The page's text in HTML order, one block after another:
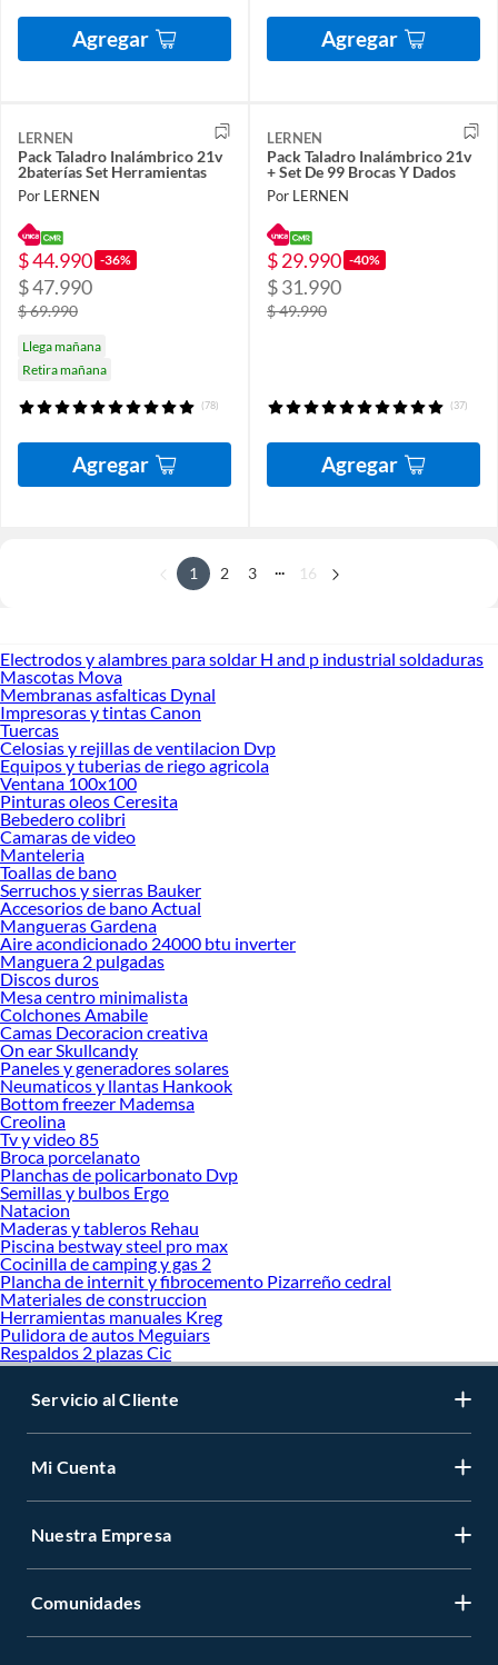
Agregar Agregar
LERNEN
Pack Taladro Inalámbrico 21v
2baterías Set Herramientas
Por LERNEN
$ 44.990 -36%
$ 47.990
$ 69.990
Llega mañana
Retira mañana
(78)
Agregar
LERNEN
Pack Taladro Inalámbrico 21v
+ Set De 99 Brocas Y Dados
Por LERNEN
$ 29.990 -40%
$ 31.990
$ 49.990
(37)
Agregar
1 2 3 ... 16
Electrodos y alambres para soldar H and p industrial soldaduras
Mascotas Mova
Membranas asfalticas Dynal
Impresoras y tintas Canon
Tuercas
Celosias y rejillas de ventilacion Dvp
Equipos y tuberias de riego agricola
Ventana 100x100
Pinturas oleos Ceresita
Bebedero colibri
Camaras de video
Manteleria
Toallas de bano
Serruchos y sierras Bauker
Accesorios de bano Actual
Mangueras Gardena
Aire acondicionado 24000 btu inverter
Manguera 2 pulgadas
Discos duros
Mesa centro minimalista
Colchones Amabile
Camas Decoracion creativa
On ear Skullcandy
Paneles y generadores solares
Neumaticos y llantas Hankook
Bottom freezer Mademsa
Creolina
Tv y video 85
Broca porcelanato
Planchas de policarbonato Dvp
Semillas y bulbos Ergo
Natacion
Maderas y tableros Rehau
Piscina bestway steel pro max
Cocinilla de camping y gas 2
Plancha de internit y fibrocemento Pizarreño cedral
Materiales de construccion
Herramientas manuales Kreg
Pulidora de autos Meguiars
Respaldos 2 plazas Cic
Servicio al Cliente
Mi Cuenta
Nuestra Empresa
Comunidades